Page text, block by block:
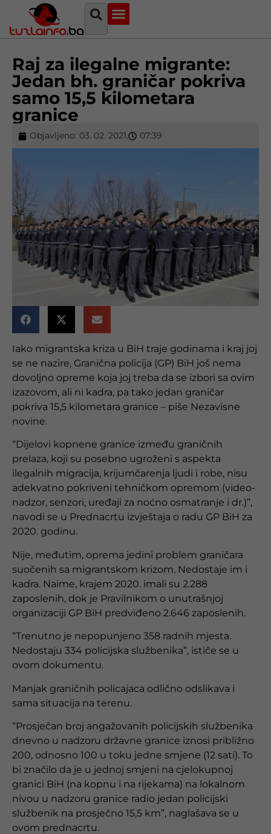
Raj za ilegalne migrante:
Jedan bh. graničar pokriva
samo 15,5 kilometara
granice
Objavljeno: 03. 02. 2021. 07:39
Iako migrantska kriza u BiH traje godinama i kraj joj
se ne nazire, Granična policija (GP) BiH još nema
dovoljno opreme koja joj treba da se izbori sa ovim
izazovom, ali ni kadra, pa tako jedan graničar
pokriva 15,5 kilometara granice – piše Nezavisne
novine.
“Dijelovi kopnene granice između graničnih
prelaza, koji su posebno ugroženi s aspekta
ilegalnih migracija, krijumčarenja ljudi i robe, nisu
adekvatno pokriveni tehničkom opremom (video-
nadzor, senzori, uređaji za noćno osmatranje i dr.)”,
navodi se u Prednacrtu izvještaja o radu GP BiH za
2020. godinu.
Nije, međutim, oprema jedini problem graničara
suočenih sa migrantskom krizom. Nedostaje im i
kadra. Naime, krajem 2020. imali su 2.288
zaposlenih, dok je Pravilnikom o unutrašnjoj
organizaciji GP BiH predviđeno 2.646 zaposlenih.
“Trenutno je nepopunjeno 358 radnih mjesta.
Nedostaju 334 policijska službenika”, ističe se u
ovom dokumentu.
Manjak graničnih policajaca odlično odslikava i
sama situacija na terenu.
“Prosječan broj angažovanih policijskih službenika
dnevno u nadzoru državne granice iznosi približno
200, odnosno 100 u toku jedne smjene (12 sati). To
bi značilo da je u jednoj smjeni na cjelokupnoj
granici BiH (na kopnu i na rijekama) na lokalnom
nivou u nadzoru granice radio jedan policijski
službenik na prosječno 15,5 km”, naglašava se u
ovom prednacrtu.